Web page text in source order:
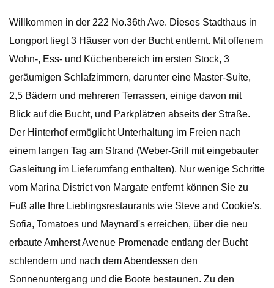
Willkommen in der 222 No.36th Ave. Dieses Stadthaus in
Longport liegt 3 Häuser von der Bucht entfernt. Mit offenem
Wohn-, Ess- und Küchenbereich im ersten Stock, 3
geräumigen Schlafzimmern, darunter eine Master-Suite,
2,5 Bädern und mehreren Terrassen, einige davon mit
Blick auf die Bucht, und Parkplätzen abseits der Straße.
Der Hinterhof ermöglicht Unterhaltung im Freien nach
einem langen Tag am Strand (Weber-Grill mit eingebauter
Gasleitung im Lieferumfang enthalten). Nur wenige Schritte
vom Marina District von Margate entfernt können Sie zu
Fuß alle Ihre Lieblingsrestaurants wie Steve and Cookie's,
Sofia, Tomatoes und Maynard's erreichen, über die neu
erbaute Amherst Avenue Promenade entlang der Bucht
schlendern und nach dem Abendessen den
Sonnenuntergang und die Boote bestaunen. Zu den